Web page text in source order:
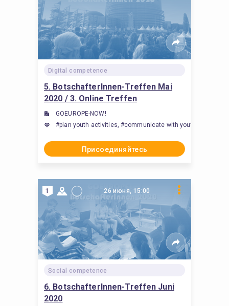
Digital competence
5. BotschafterInnen-Treffen Mai
2020 / 3. Online Treffen
GOEUROPE-NOW!
#plan youth activities, #communicate with youth,
Присоединяйтесь
1 26 июня, 15:00
Social competence
6. BotschafterInnen-Treffen Juni
2020